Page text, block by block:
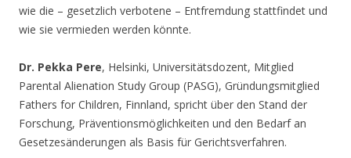
wie die – gesetzlich verbotene – Entfremdung stattfindet und
wie sie vermieden werden könnte.
Dr. Pekka Pere, Helsinki, Universitätsdozent, Mitglied
Parental Alienation Study Group (PASG), Gründungsmitglied
Fathers for Children, Finnland, spricht über den Stand der
Forschung, Präventionsmöglichkeiten und den Bedarf an
Gesetzesänderungen als Basis für Gerichtsverfahren.